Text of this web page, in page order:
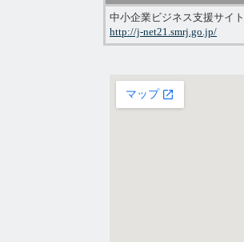
中小企業ビジネス支援サイト
http://j-net21.smrj.go.jp/